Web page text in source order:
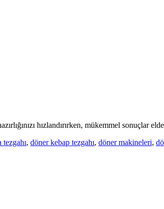
hızlandırırken, mükemmel sonuçlar
tezgahı, döner kebap tezgahı, döner makineleri,